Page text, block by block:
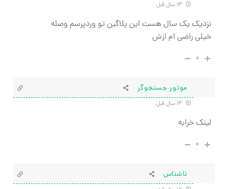
نزدیک یک سال هست این پلاگین تو وردپرسم وصله
خیلی راضی ام ازش
۰
موتور جستجوگر
لینک خرابه
۰
ناشناس